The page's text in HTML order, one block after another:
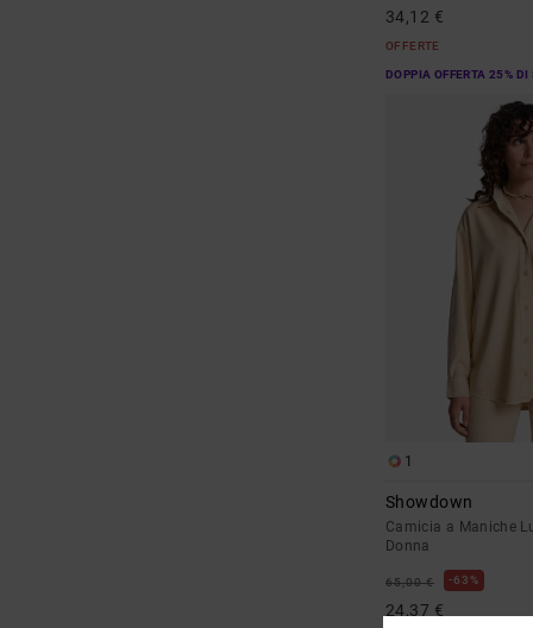
34,12 €
OFFERTE
DOPPIA OFFERTA 25% DI
1
Showdown
Camicia a Maniche
Donna
65,00 € 63%
24,37 €